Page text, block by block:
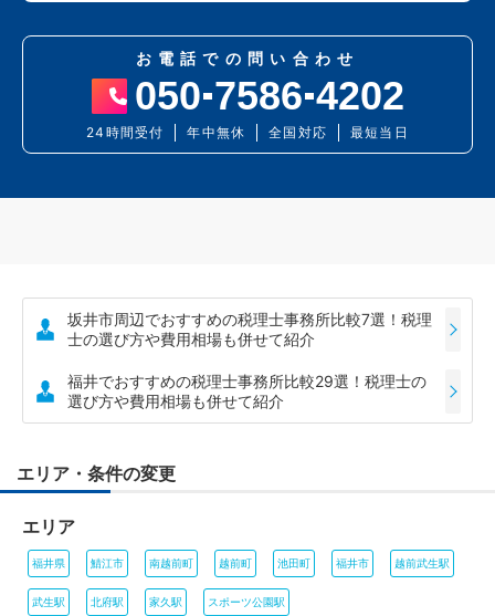
お電話での問い合わせ
050 7586 4202
24時間受付 年中無休 全国対応 最短当日
坂井市周辺でおすすめの税理士事務所比較7選！税理
士の選び方や費用相場も併せて紹介
福井でおすすめの税理士事務所比較29選！税理士の
選び方や費用相場も併せて紹介
エリア・条件の変更
エリア
福井県 鯖江市 南越前町 越前町 池田町 福井市 越前武生駅
武生駅 北府駅 家久駅 スポーツ公園駅